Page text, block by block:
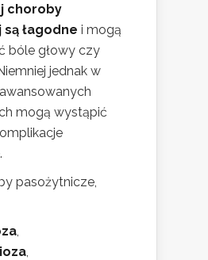
choroby
są łagodne i mogą
bóle głowy czy
jednak w
mogą wystąpić
pasożytnicze,